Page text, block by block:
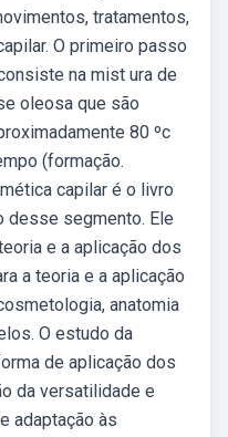
tratamentos,
O primeiro passo
na mist ura de
oleosa que são
80 ºc
(formação.
capilar é o livro
desse segmento. Ele
e a aplicação dos
a teoria e a aplicação
anatomia
O estudo da
de aplicação dos
da versatilidade e
adaptação às